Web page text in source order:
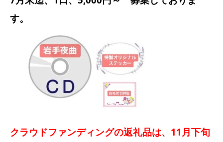
す。
クラウドファンディングの返礼品は、11月下旬